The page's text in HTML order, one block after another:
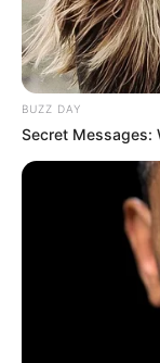
TEMAS
FUERTES
LIGA
CORTES DE
BUZZ DAY
Secret Messages: